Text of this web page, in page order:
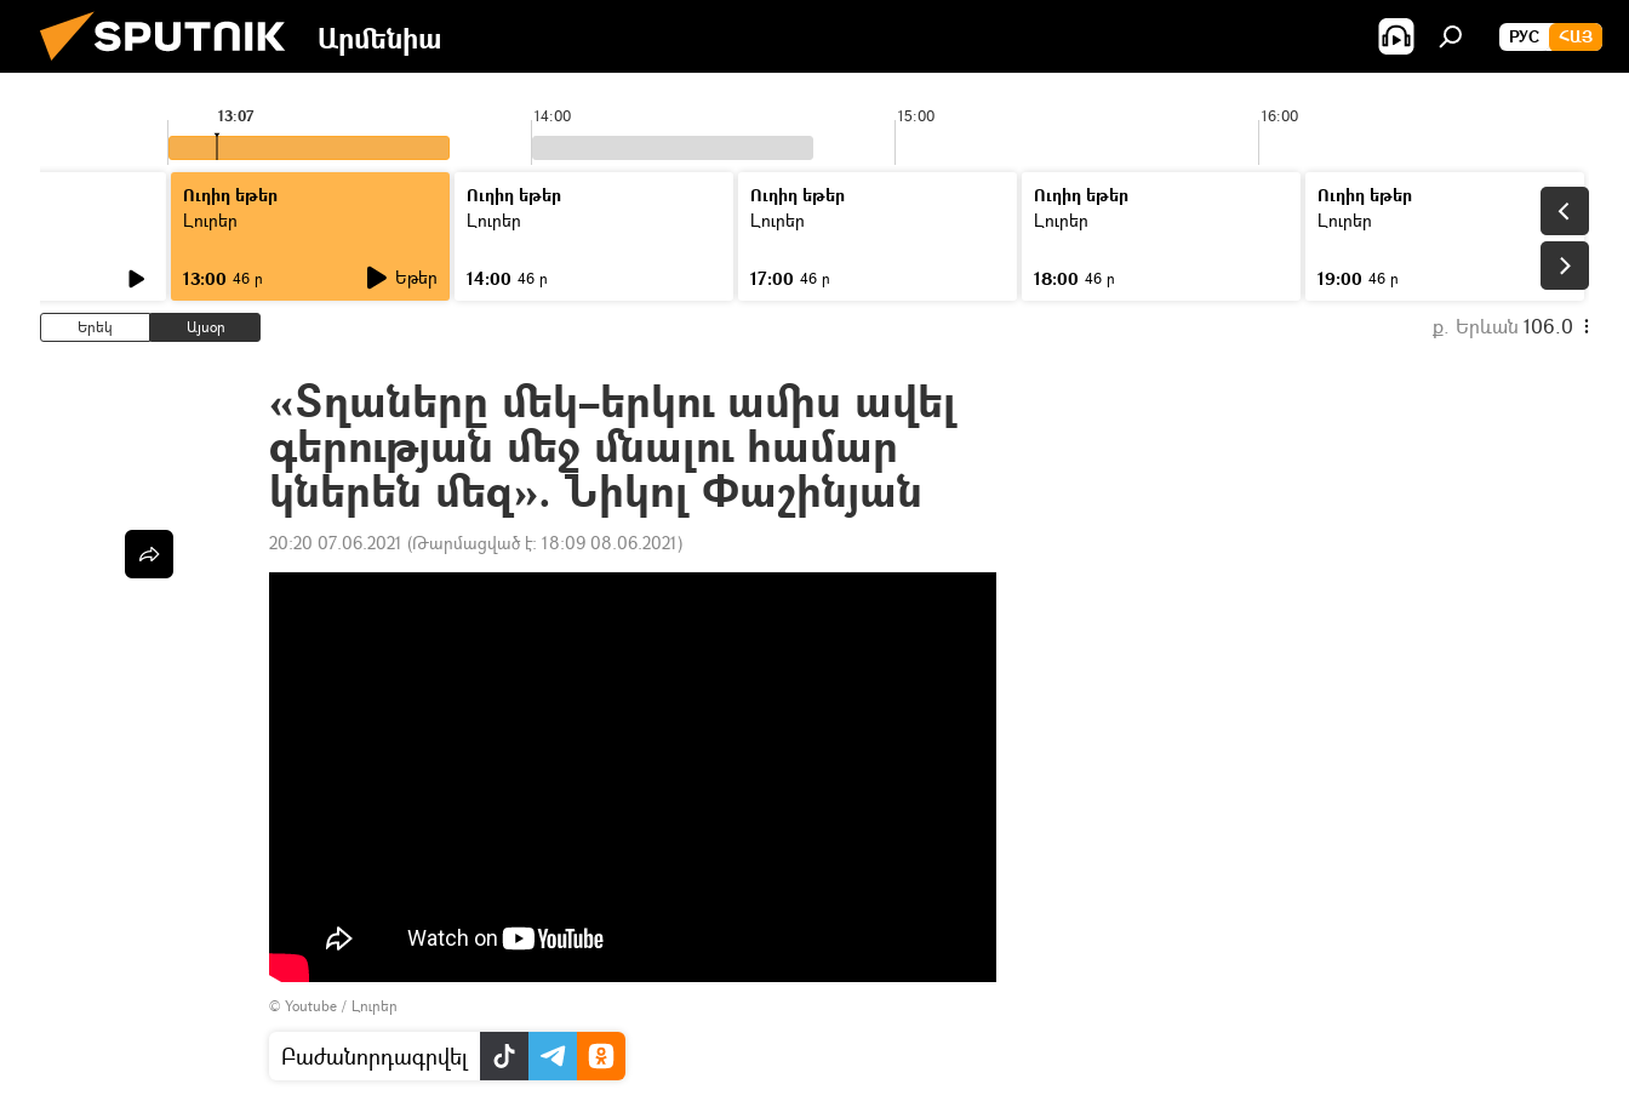
Արմենիա РУС ՀԱՅ
14:00 15:00 16:00
13:07
Ուղիղ եթեր
Լուրեր
13:00 46 ր Եթեր
Ուղիղ եթեր
Լուրեր
14:00 46 ր
Ուղիղ եթեր
Լուրեր
17:00 46 ր
Ուղիղ եթեր
Լուրեր
18:00 46 ր
Ուղիղ եթեր
Լուրեր
19:00 46 ր
Երեկ Այսօր ք. Երևան 106.0
«Տղաները մեկ–երկու ամիս ավել
գերության մեջ մնալու համար
կներեն մեզ». Նիկոլ Փաշինյան
20:20 07.06.2021 (Թարմացված է: 18:09 08.06.2021)
© Youtube / Լուրեր
Բաժանորդագրվել